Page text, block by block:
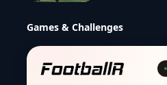
Games & Challenges